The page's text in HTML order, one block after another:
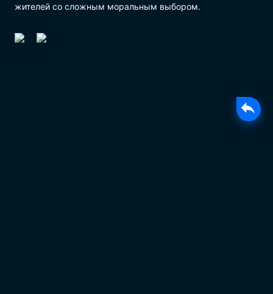
жителей со сложным моральным выбором.